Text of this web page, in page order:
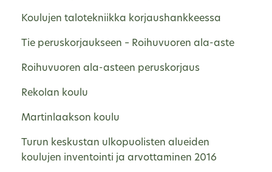
Koulujen talotekniikka korjaushankkeessa
Tie peruskorjaukseen – Roihuvuoren ala-aste
Roihuvuoren ala-asteen peruskorjaus
Rekolan koulu
Martinlaakson koulu
Turun keskustan ulkopuolisten alueiden
koulujen inventointi ja arvottaminen 2016